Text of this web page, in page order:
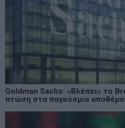
Goldman Sachs: «Βλέπει» το
πτώση στα παγκόσμια